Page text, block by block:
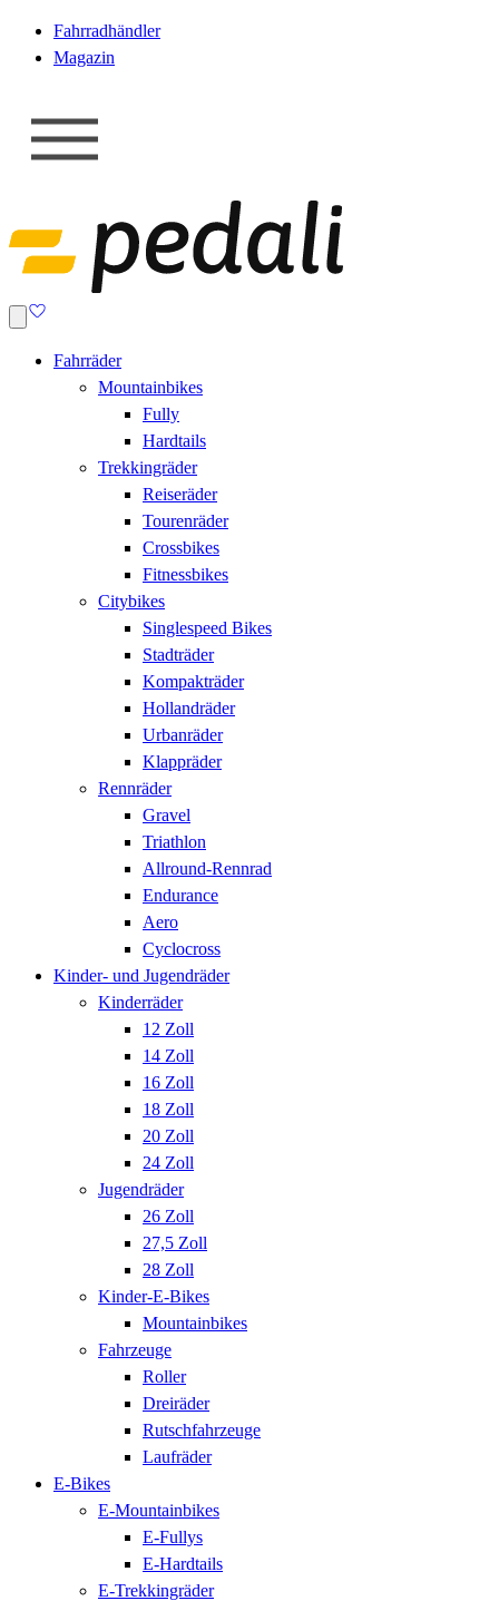
Fahrradhändler
Magazin
Fahrräder
Mountainbikes
Fully
Hardtails
Trekkingräder
Reiseräder
Tourenräder
Crossbikes
Fitnessbikes
Citybikes
Singlespeed Bikes
Stadträder
Kompakträder
Hollandräder
Urbanräder
Klappräder
Rennräder
Gravel
Triathlon
Allround-Rennrad
Endurance
Aero
Cyclocross
Kinder- und Jugendräder
Kinderräder
12 Zoll
14 Zoll
16 Zoll
18 Zoll
20 Zoll
24 Zoll
Jugendräder
26 Zoll
27,5 Zoll
28 Zoll
Kinder-E-Bikes
Mountainbikes
Fahrzeuge
Roller
Dreiräder
Rutschfahrzeuge
Laufräder
E-Bikes
E-Mountainbikes
E-Fullys
E-Hardtails
E-Trekkingräder